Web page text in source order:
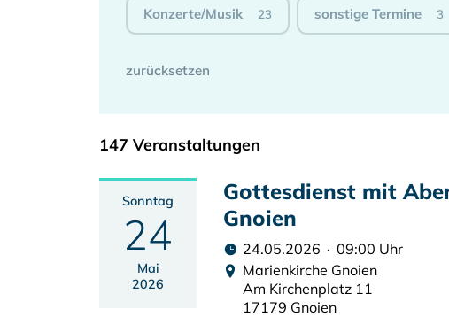
Konzerte/Musik 23 sonstige Termine 3
147 Veranstaltungen
Sonntag
24
Mai
2026
Gottesdienst mit
Gnoien
24.05.2026 · 09:00 Uhr
Marienkirche Gnoien
Am Kirchenplatz 11
17179 Gnoien